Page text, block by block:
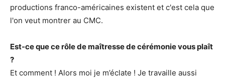
productions franco-américaines existent et c'est cela que
l'on veut montrer au CMC.
Est-ce que ce rôle de maîtresse de cérémonie vous plaît
?
Et comment ! Alors moi je m’éclate ! Je travaille aussi